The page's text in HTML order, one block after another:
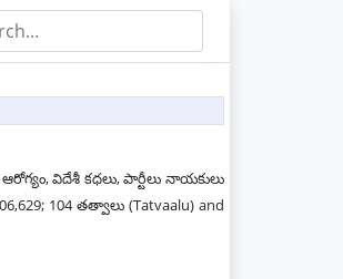
విదేశీ కధలు, పార్టీలు నాయకులు
104 తత్వాలు (Tatvaalu) and